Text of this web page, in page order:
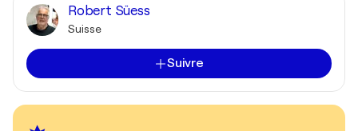
Robert Süess
Suisse
Suivre